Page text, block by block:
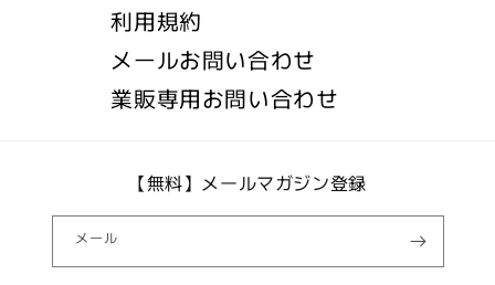
利用規約
メールお問い合わせ
業販専用お問い合わせ
【無料】メールマガジン登録
メール